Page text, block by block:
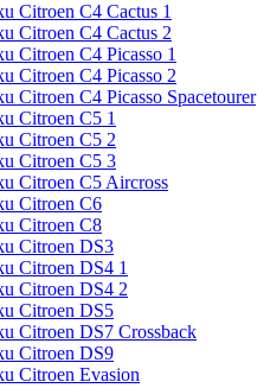
Citroen C4 Cactus 1
Citroen C4 Cactus 2
Citroen C4 Picasso 1
Citroen C4 Picasso 2
Citroen C4 Picasso Spacetourer
Citroen C5 1
Citroen C5 2
Citroen C5 3
Citroen C5 Aircross
Citroen C6
Citroen C8
Citroen DS3
Citroen DS4 1
Citroen DS4 2
Citroen DS5
Citroen DS7 Crossback
Citroen DS9
Citroen Evasion